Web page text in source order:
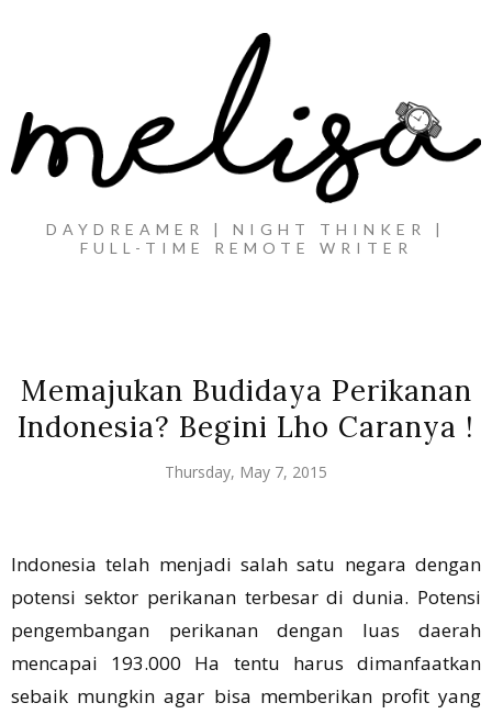
DAYDREAMER | NIGHT THINKER |
FULL-TIME REMOTE WRITER
Memajukan Budidaya Perikanan
Indonesia? Begini Lho Caranya !
Thursday, May 7, 2015
Indonesia telah menjadi salah satu negara dengan
potensi sektor perikanan terbesar di dunia. Potensi
pengembangan perikanan dengan luas daerah
mencapai 193.000 Ha tentu harus dimanfaatkan
sebaik mungkin agar bisa memberikan profit yang